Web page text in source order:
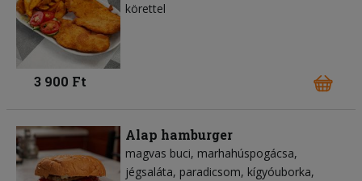
körettel
3 900 Ft
Alap hamburger
magvas buci marhahúspogácsa
jégsaláta paradicsom kígyóuborka